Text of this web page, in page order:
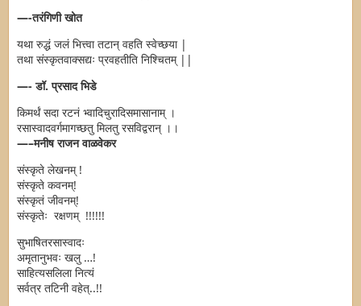
—-तरंगिणी खोत
यथा रुद्धं जलं भित्त्वा तटान् वहति स्वेच्छया |
तथा संस्कृतवाक्सद्यः प्रवहतीति निश्चितम् ||
—- डॉ. प्रसाद भिडे
किमर्थं सदा रटनं भ्वादिचुरादिसमासानाम् ।
रसास्वादवर्गमागच्छतु मिलतु रसविद्वरान् ।।
—–मनीष राजन वाळवेकर
संस्कृते लेखनम् !
संस्कृते कवनम्!
संस्कृतं जीवनम्!
संस्कृतेः रक्षणम् !!!!!!
सुभाषितरसास्वादः
अमृतानुभवः खलु …!
साहित्यसलिला नित्यं
सर्वत्र तटिनी वहेत्..!!